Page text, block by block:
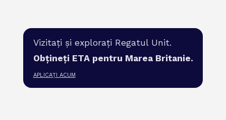
Vizitați și explorați Regatul Unit.
Obțineți ETA pentru Marea Britanie.
APLICAȚI ACUM